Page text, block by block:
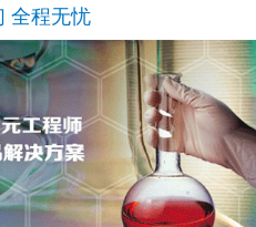
全程无忧